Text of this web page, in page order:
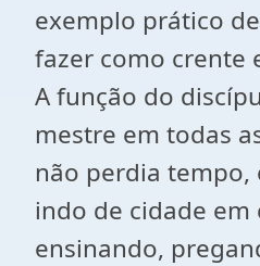
exemplo prático
fazer como crente
A função do
mestre em todas
não perdia tempo,
indo de cidade em
ensinando,